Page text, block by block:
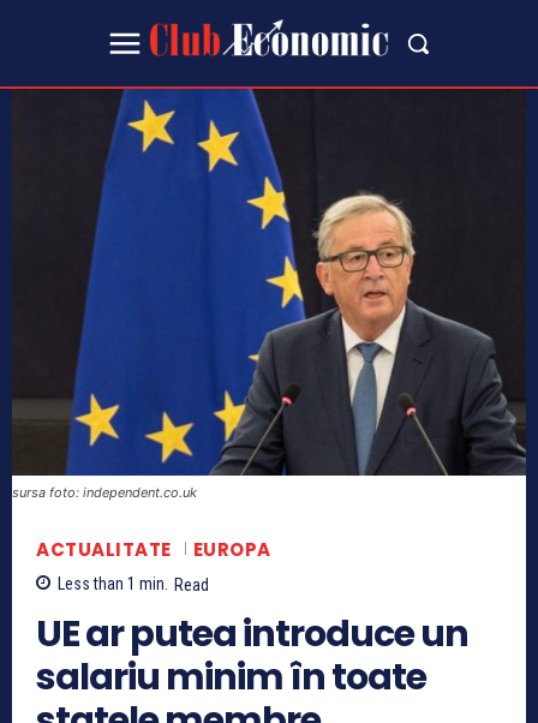
sursa foto: independent.co.uk
ACTUALITATE EUROPA
Less than 1 min. Read
UE ar putea introduce un
salariu minim în toate